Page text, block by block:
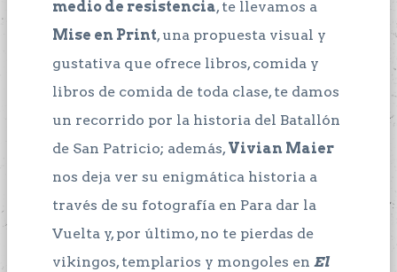
medio de resistencia, te llevamos a
Mise en Print, una propuesta visual y
gustativa que ofrece libros, comida y
libros de comida de toda clase, te damos
un recorrido por la historia del Batallón
de San Patricio; además, Vivian Maier
nos deja ver su enigmática historia a
través de su fotografía en Para dar la
Vuelta y, por último, no te pierdas de
vikingos, templarios y mongoles en El